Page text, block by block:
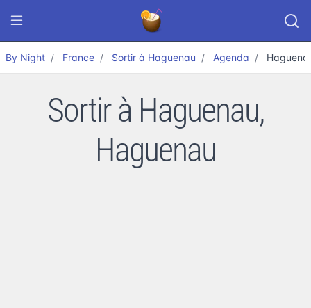
By Night France Sortir à Haguenau Agenda
Sortir à Haguenau,
Haguenau